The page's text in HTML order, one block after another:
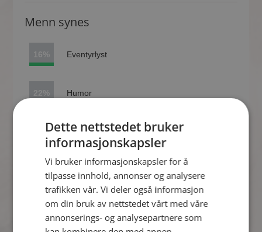
Menn synes
16% Eventyrlyst
22% Humor
26% Omtanke
Trygghet
Kvinner synes
Dette nettstedet bruker
informasjonskapsler
Vi bruker informasjonskapsler for å
tilpasse innhold, annonser og analysere
trafikken vår. Vi deler også informasjon
om din bruk av nettstedet vårt med våre
annonserings- og analysepartnere som